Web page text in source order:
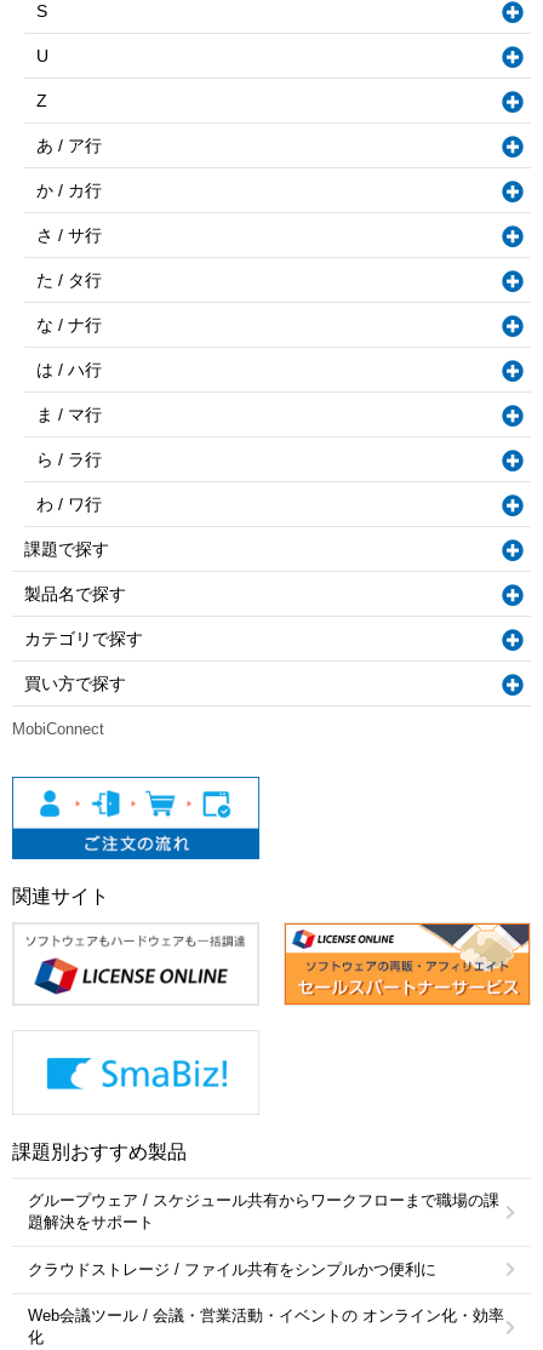
S
U
Z
あ / ア行
か / カ行
さ / サ行
た / タ行
な / ナ行
は / ハ行
ま / マ行
ら / ラ行
わ / ワ行
課題で探す
製品名で探す
カテゴリで探す
買い方で探す
MobiConnect
関連サイト
課題別おすすめ製品
グループウェア / スケジュール共有からワークフローまで職場の課
題解決をサポート
クラウドストレージ / ファイル共有をシンプルかつ便利に
Web会議ツール / 会議・営業活動・イベントの オンライン化・効率
化